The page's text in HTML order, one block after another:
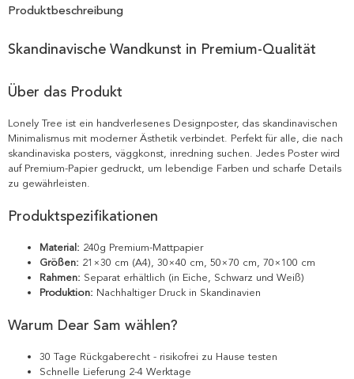
Produktbeschreibung
Skandinavische Wandkunst in Premium-Qualität
Über das Produkt
Lonely Tree ist ein handverlesenes Designposter, das skandinavischen
Minimalismus mit moderner Ästhetik verbindet. Perfekt für alle, die nach
skandinaviska posters, väggkonst, inredning suchen. Jedes Poster wird
auf Premium-Papier gedruckt, um lebendige Farben und scharfe Details
zu gewährleisten.
Produktspezifikationen
Material: 240g Premium-Mattpapier
Größen: 21×30 cm (A4), 30×40 cm, 50×70 cm, 70×100 cm
Rahmen: Separat erhältlich (in Eiche, Schwarz und Weiß)
Produktion: Nachhaltiger Druck in Skandinavien
Warum Dear Sam wählen?
30 Tage Rückgaberecht - risikofrei zu Hause testen
Schnelle Lieferung 2-4 Werktage